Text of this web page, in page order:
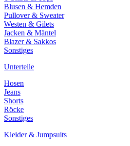
Blusen & Hemden
Pullover & Sweater
Westen & Gilets
Jacken & Mäntel
Blazer & Sakkos
Sonstiges
Unterteile
Hosen
Jeans
Shorts
Röcke
Sonstiges
Kleider & Jumpsuits